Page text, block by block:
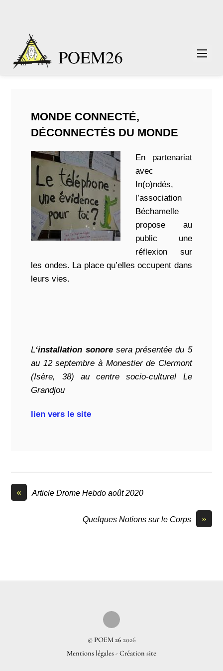
MONDE CONNECTÉ,
DÉCONNECTÉS DU MONDE
En partenariat
avec
In(o)ndés,
l’association
Béchamelle
propose au
public une
réflexion sur
les ondes. La place qu’elles occupent dans
leurs vies.
L‘installation sonoresera présentée du 5
au 12 septembre à Monestier de Clermont
(Isère, 38) au centre socio-culturel Le
Grandjou
lien vers le site
« Article Drome Hebdo août 2020
»
Quelques Notions sur le Corps
© POEM 262026
Mentions légales-Création site